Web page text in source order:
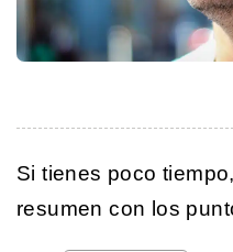
Si tienes poco
resumen con los